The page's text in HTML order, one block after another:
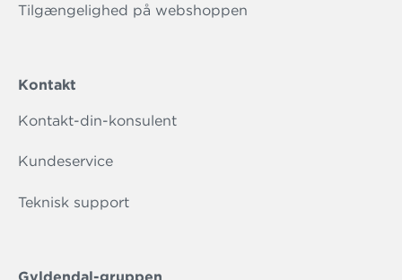
Tilgængelighed på webshoppen
Kontakt
Kontakt-din-konsulent
Kundeservice
Teknisk support